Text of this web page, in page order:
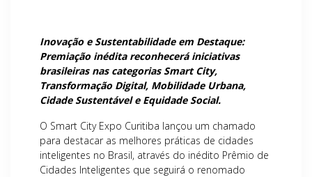
Inovação e Sustentabilidade em Destaque:
Premiação inédita reconhecerá iniciativas
brasileiras nas categorias Smart City,
Transformação Digital, Mobilidade Urbana,
Cidade Sustentável e Equidade Social.
O Smart City Expo Curitiba lançou um chamado
para destacar as melhores práticas de cidades
inteligentes no Brasil, através do inédito Prêmio de
Cidades Inteligentes que seguirá o renomado